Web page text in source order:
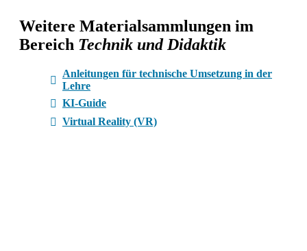
Weitere Materialsammlungen im
Bereich Technik und Didaktik
Anleitungen für technische Umsetzung in der
Lehre
KI-Guide
Virtual Reality (VR)